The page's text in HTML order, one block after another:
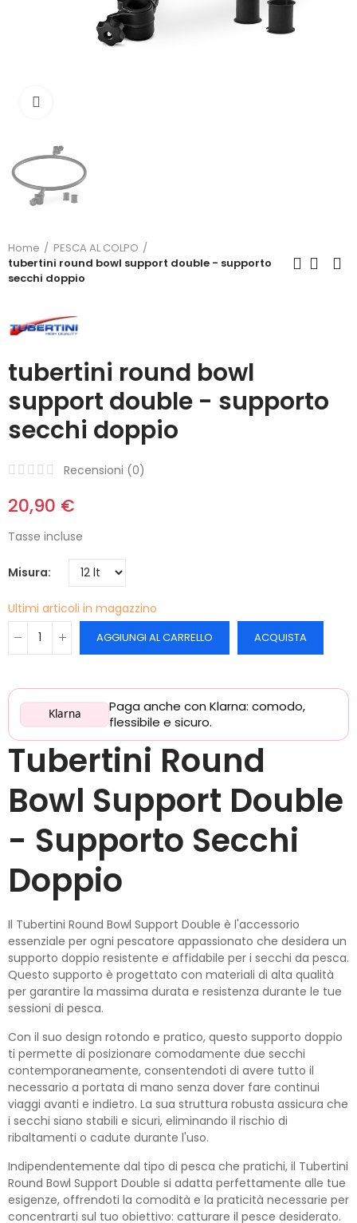
Home
PESCA AL COLPO
tubertini round bowl support double - supporto
secchi doppio
tubertini round bowl
support double - supporto
secchi doppio
Recensioni (0)
20,90 €
Tasse incluse
Misura
Ultimi articoli in magazzino
AGGIUNGI AL CARRELLO ACQUISTA
Klarna
Paga anche con Klarna: comodo,
flessibile e sicuro.
Tubertini Round
Bowl Support Double
- Supporto Secchi
Doppio
Il Tubertini Round Bowl Support Double è l'accessorio
essenziale per ogni pescatore appassionato che desidera un
supporto doppio resistente e affidabile per i secchi da pesca.
Questo supporto è progettato con materiali di alta qualità
per garantire la massima durata e resistenza durante le tue
sessioni di pesca.
Con il suo design rotondo e pratico, questo supporto doppio
ti permette di posizionare comodamente due secchi
contemporaneamente, consentendoti di avere tutto il
necessario a portata di mano senza dover fare continui
viaggi avanti e indietro. La sua struttura robusta assicura che
i secchi siano stabili e sicuri, eliminando il rischio di
ribaltamenti o cadute durante l'uso.
Indipendentemente dal tipo di pesca che pratichi, il Tubertini
Round Bowl Support Double si adatta perfettamente alle tue
esigenze, offrendoti la comodità e la praticità necessarie per
concentrarti sul tuo obiettivo: catturare il pesce desiderato.